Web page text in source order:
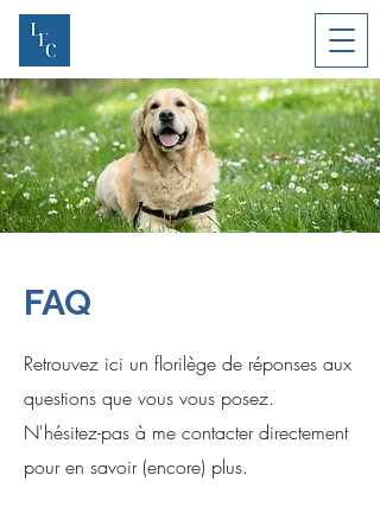
FAQ
Retrouvez ici un florilège de réponses aux
questions que vous vous posez.
N'hésitez-pas à me contacter directement
pour en savoir (encore) plus.